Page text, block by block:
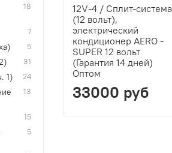
12V-4 / Сплит-система
(12 вольт),
электрический
кондиционер AERO -
SUPER 12 вольт
(Гарантия 14 дней)
Оптом
33000 руб
18
7
5
31
1) 24
13
15
5